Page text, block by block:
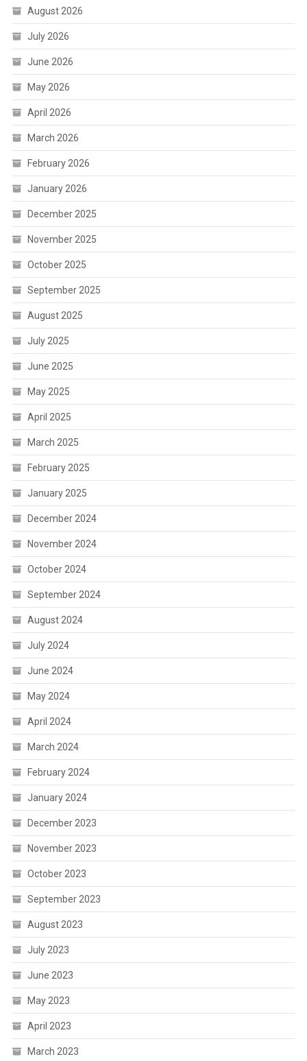
August 2026
July 2026
June 2026
May 2026
April 2026
March 2026
February 2026
January 2026
December 2025
November 2025
October 2025
September 2025
August 2025
July 2025
June 2025
May 2025
April 2025
March 2025
February 2025
January 2025
December 2024
November 2024
October 2024
September 2024
August 2024
July 2024
June 2024
May 2024
April 2024
March 2024
February 2024
January 2024
December 2023
November 2023
October 2023
September 2023
August 2023
July 2023
June 2023
May 2023
April 2023
March 2023